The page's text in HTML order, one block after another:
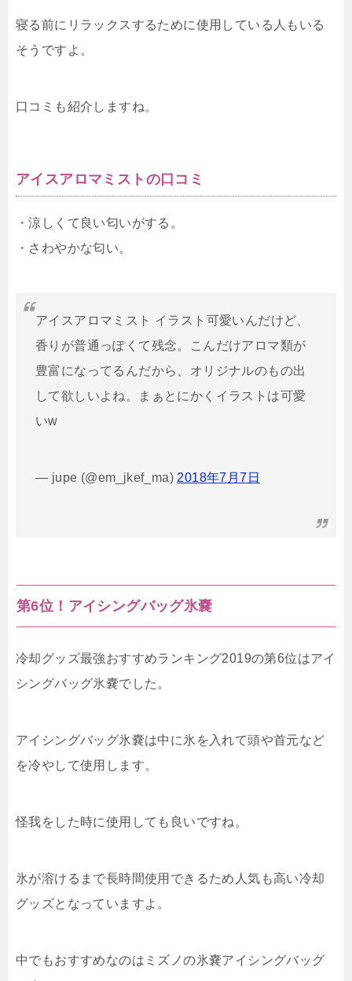
寝る前にリラックスするために使用している人もいる
そうですよ。
口コミも紹介しますね。
アイスアロマミストの口コミ
・涼しくて良い匂いがする。
・さわやかな匂い。
アイスアロマミスト イラスト可愛いんだけど、
香りが普通っぽくて残念。こんだけアロマ類が
豊富になってるんだから、オリジナルのもの出
して欲しいよね。まぁとにかくイラストは可愛
いw
— jupe (@em_jkef_ma) 2018年7月7日
第6位！アイシングバッグ氷嚢
冷却グッズ最強おすすめランキング2019の第6位はアイ
シングバッグ氷嚢でした。
アイシングバッグ氷嚢は中に氷を入れて頭や首元など
を冷やして使用します。
怪我をした時に使用しても良いですね。
氷が溶けるまで長時間使用できるため人気も高い冷却
グッズとなっていますよ。
中でもおすすめなのはミズノの氷嚢アイシングバッグ